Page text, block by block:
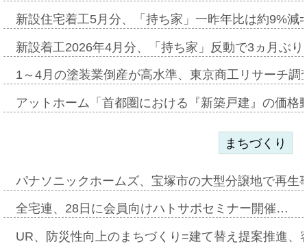
新設住宅着工5月分、「持ち家」一昨年比は約9%
新設着工2026年4月分、「持ち家」反動で3ヵ月ぶ
1～4月の塗装業倒産が高水準、東京商工リサーチ
アットホーム「首都圏における『新築戸建』の価
まちづくり
パナソニックホームズ、宝塚市の大型分譲地で再
全宅連、28日に会員向けハトサポセミナー開催…
UR、防災性向上のまちづくり=建て替え提案推進